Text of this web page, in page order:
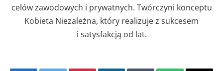
celów zawodowych i prywatnych. Twórczyni konceptu
Kobieta Niezależna, który realizuje z sukcesem
i satysfakcją od lat.